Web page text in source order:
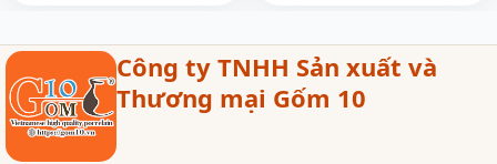
Công ty TNHH Sản xuất và
Thương mại Gốm 10